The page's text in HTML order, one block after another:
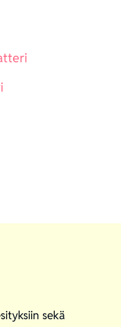
sekä